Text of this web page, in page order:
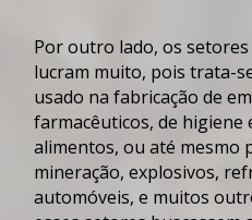
Por outro lado, os
lucram muito, pois trata-
usado na fabricação de
farmacêuticos, de higiene
alimentos, ou até mesmo
mineração, explosivos,
automóveis, e muitos